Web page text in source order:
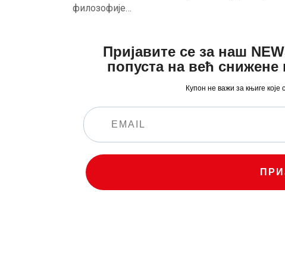
филозофије…
Пријавите се за наш
попуста на већ
Купон не важи за књиге које